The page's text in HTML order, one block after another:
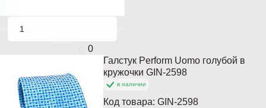
0
Галстук Perform Uomo голубой в
кружочки GIN-2598
в наличии
Код товара:GIN-2598